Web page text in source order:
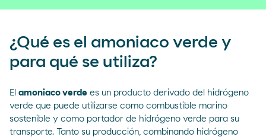
¿Qué es el amoniaco verde y
para qué se utiliza?
El amoniaco verde es un producto derivado del hidrógeno
verde que puede utilizarse como combustible marino
sostenible y como portador de hidrógeno verde para su
transporte. Tanto su producción, combinando hidrógeno